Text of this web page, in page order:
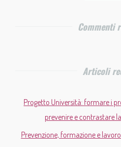
Commenti
Articoli
Progetto Università: formare i
prevenire e contrastare
Prevenzione, formazione e